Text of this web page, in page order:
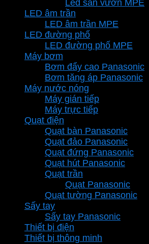
Led sân vườn MPE
LED âm trần
LED âm trần MPE
LED đường phố
LED đường phố MPE
Máy bơm
Bơm đẩy cao Panasonic
Bơm tăng áp Panasonic
Máy nước nóng
Máy gián tiếp
Máy trực tiếp
Quạt điện
Quạt bàn Panasonic
Quạt đảo Panasonic
Quạt đứng Panasonic
Quạt hút Panasonic
Quạt trần
Quạt Panasonic
Quạt tường Panasonic
Sấy tay
Sấy tay Panasonic
Thiết bị điện
Thiết bị thông minh